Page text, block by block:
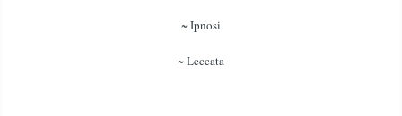
~ Ipnosi
~ Leccata